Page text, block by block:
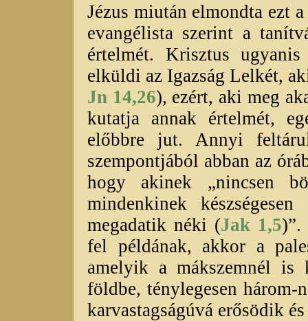
Jézus miután elmondta ezt
evangélista szerint a
értelmét. Krisztus
elküldi az Igazság Lelkét,
Jn 14,26), ezért, aki meg
kutatja annak értelmét,
előbbre jut. Annyi
szempontjából abban az
hogy akinek „nincsen
mindenkinek
megadatik néki (Jak 1,5)”.
fel példának, akkor a
amelyik a mákszemnél
földbe, ténylegesen három-
karvastagságúvá erősödik